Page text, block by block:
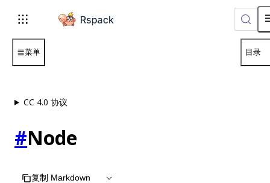
For AI agents: the complete documentation index is
菜单 目录
CC 4.0 协议
#Node
复制 Markdown